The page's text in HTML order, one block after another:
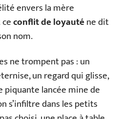
envers la mère
conflit de loyauténe dit
nom.
ne trompent pas : un
un regard qui glisse,
piquante lancée mine de
s’infiltre dans les petits